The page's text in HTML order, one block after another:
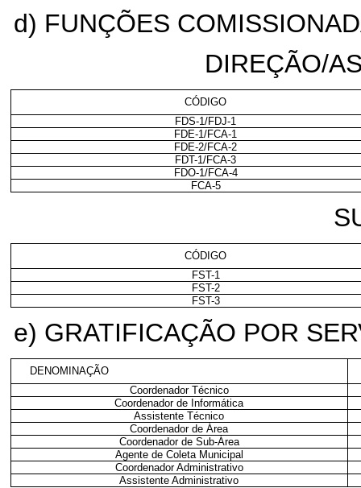
d) FUNÇÕES
DIREÇÃO/
CÓDIGO
FDS-1/FDJ-1
FDE-1/FCA-1
FDE-2/FCA-2
FDT-1/FCA-3
FDO-1/FCA-4
FCA-5
CÓDIGO
FST-1
FST-2
FST-3
e) GRATIFICAÇÃO POR
DENOMINAÇÃO
Coordenador Técnico
Coordenador de Informática
Assistente Técnico
Coordenador de Área
Coordenador de Sub-Área
Agente de Coleta Municipal
Coordenador Administrativo
Assistente Administrativo